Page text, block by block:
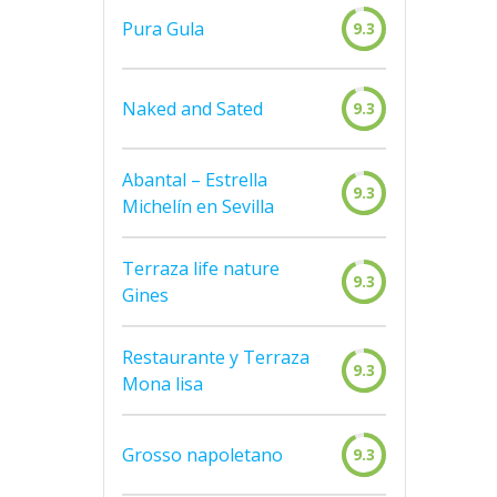
Pura Gula 9.3
Naked and Sated 9.3
Abantal – Estrella
Michelín en Sevilla
9.3
Terraza life nature
Gines
9.3
Restaurante y Terraza
Mona lisa
9.3
Grosso napoletano 9.3